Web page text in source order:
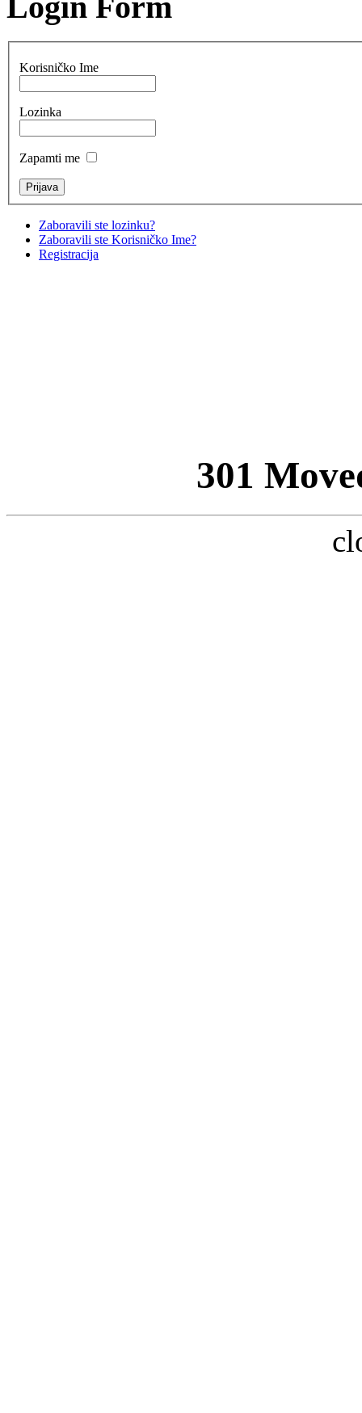
Korisničko Ime
Lozinka
Zapamti me
Zaboravili ste lozinku?
Zaboravili ste Korisničko Ime?
Registracija
301